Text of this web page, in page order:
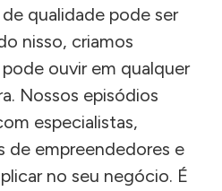
qualidade pode ser
nisso, criamos
ouvir em qualquer
Nossos episódios
especialistas,
de empreendedores e
no seu negócio. É